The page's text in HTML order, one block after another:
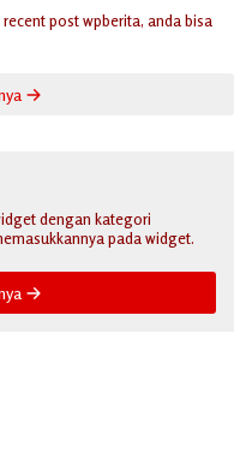
post wpberita, anda bisa
dengan kategori
pada widget.